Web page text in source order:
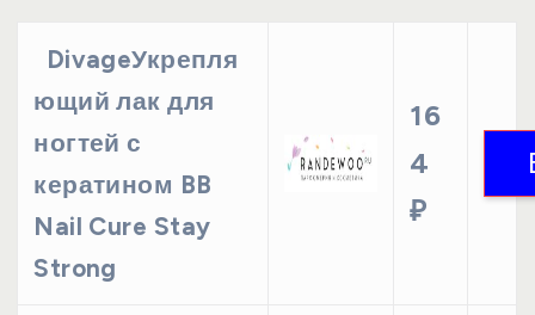
DivageУкрепля
ющий лак для
ногтей с
кератином BB
Nail Cure Stay
Strong
16
4
₽